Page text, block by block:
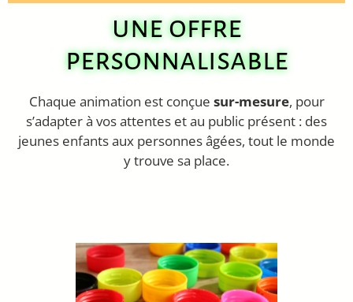
une offre
personnalisable
Chaque animation est conçue sur-mesure, pour
s’adapter à vos attentes et au public présent : des
jeunes enfants aux personnes âgées, tout le monde
y trouve sa place.